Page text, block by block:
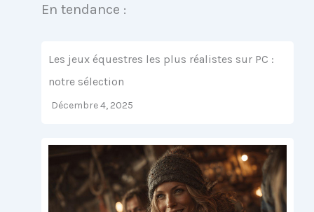
En tendance :
Les jeux équestres les plus réalistes sur PC :
notre sélection
Décembre 4, 2025